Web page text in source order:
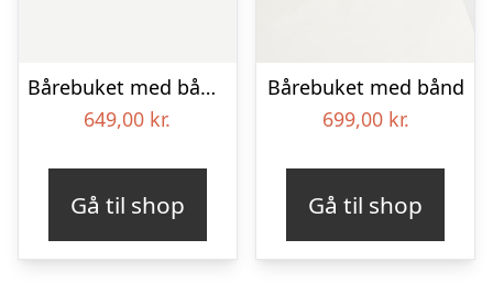
Bårebuket med bånd – Et farverigt farvel
649,00 kr.
Gå til shop
Bårebuket med bånd
699,00 kr.
Gå til shop